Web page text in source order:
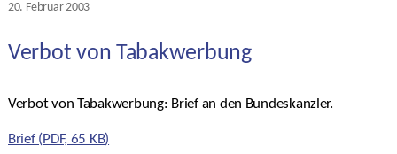
Kategorien
Veröffentlichungsdatum
20. Februar 2003
Verbot von Tabakwerbung
Verbot von Tabakwerbung: Brief an den Bundeskanzler.
Brief (PDF, 65 KB)